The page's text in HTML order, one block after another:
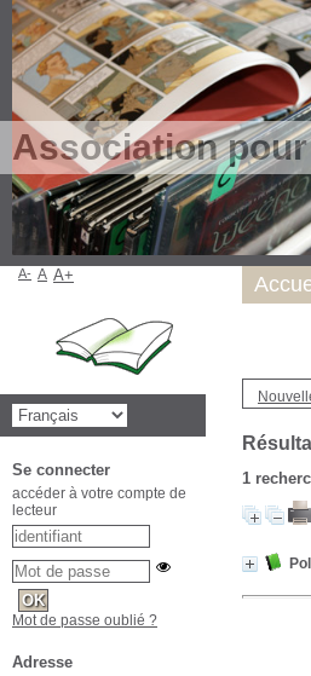
Association
1
A- A A+
Se connecter
accéder à votre compte de
lecteur
Mot de passe oublié ?
Adresse